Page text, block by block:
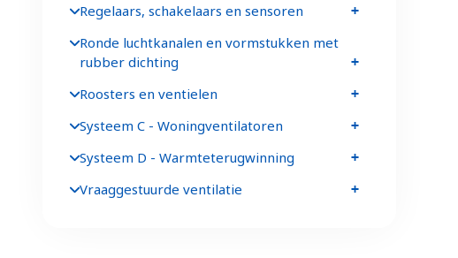
Regelaars, schakelaars en sensoren
Ronde luchtkanalen en vormstukken met
rubber dichting
Roosters en ventielen
Systeem C - Woningventilatoren
Systeem D - Warmteterugwinning
Vraaggestuurde ventilatie